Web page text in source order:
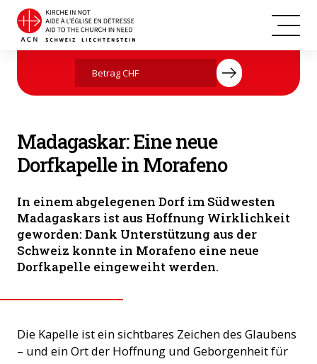
Madagaskar
Jetzt mit Ihrer Spende helfen
Madagaskar: Eine neue
Dorfkapelle in Morafeno
In einem abgelegenen Dorf im Südwesten
Madagaskars ist aus Hoffnung Wirklichkeit
geworden: Dank Unterstützung aus der
Schweiz konnte in Morafeno eine neue
Dorfkapelle eingeweiht werden.
Die Kapelle ist ein sichtbares Zeichen des Glaubens
– und ein Ort der Hoffnung und Geborgenheit für